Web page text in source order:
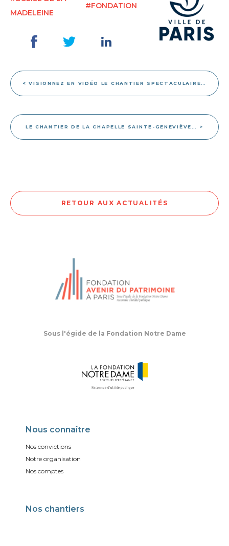
MADELEINE
#FONDATION
< VISIONNEZ EN VIDÉO LE CHANTIER SPECTACULAIRE…
LE CHANTIER DE LA CHAPELLE SAINTE-GENEVIÈVE… >
RETOUR AUX ACTUALITÉS
Sous l'égide de la Fondation Notre Dame
Nous connaître
Nos convictions
Notre organisation
Nos comptes
Nos chantiers